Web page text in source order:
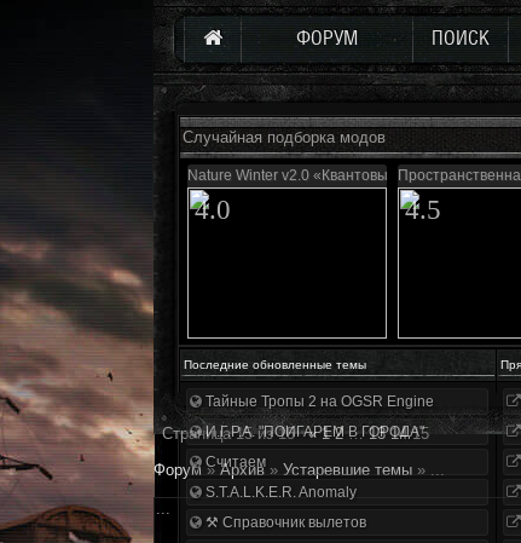
ФОРУМ ПОИСК
Случайная подборка модов
Nature Winter v2.0 «Квантовый скачок»
4.0 4.5
Последние обновленные темы
Тайные Тропы 2 на OGSR Engine
И.Г.Р.А. "ПОИГАРЕМ В ГОРОДА"
Считаем
S.T.A.L.K.E.R. Anomaly
⚒ Справочник вылетов
Страница15из15 « 1 2 … 13 14 15
Форум » Архив » Устаревшие темы » ...
...